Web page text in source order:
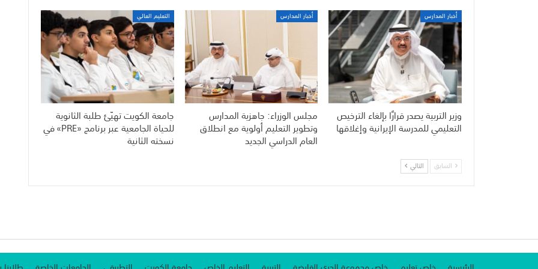
أخبار المدارس
وزير التربية يصدر قرارًا بإلغاء الترخيص
التعليمي للمدرسة الإيرانية وإغلاقها
أخبار المدارس
مجلس الوزراء: جاهزية المدارس
وتطوير التعليم أولوية مع انطلاق
العام الدراسي الجديد
التعليم العالي
جامعة الكويت تهيّئ طلبة الثانوية
للحياة الجامعية عبر برنامج «PRE» في
نسخته الثانية
السابق التالي